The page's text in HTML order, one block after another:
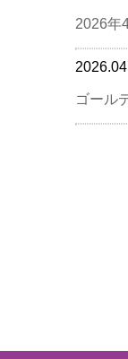
2026
ゴール